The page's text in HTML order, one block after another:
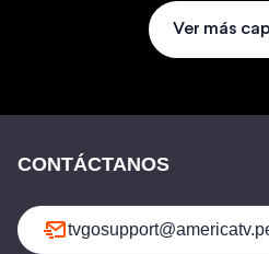
Ver más
CONTÁCTANOS